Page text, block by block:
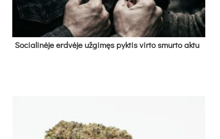
So­cia­li­nė­je erd­vė­je už­gi­męs pyk­tis vir­to smur­to ak­tu